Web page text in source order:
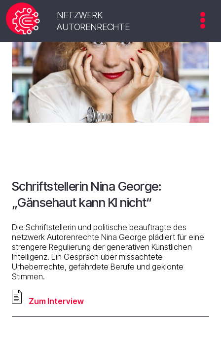
NETZWERK
AUTORENRECHTE
Schriftstellerin Nina George:
„Gänsehaut kann KI nicht“
Die Schriftstellerin und politische beauftragte des
netzwerk Autorenrechte Nina George plädiert für eine
strengere Regulierung der generativen Künstlichen
Intelligenz. Ein Gespräch über missachtete
Urheberrechte, gefährdete Berufe und geklonte
Stimmen.
Zum Interview